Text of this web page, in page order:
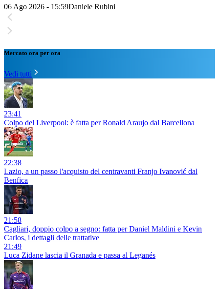
06 Ago 2026 - 15:59Daniele Rubini
Mercato ora per ora
Vedi tutti
23:41
Colpo del Liverpool: è fatta per Ronald Araujo dal Barcellona
22:38
Lazio, a un passo l'acquisto del centravanti Franjo Ivanović dal
Benfica
21:58
Cagliari, doppio colpo a segno: fatta per Daniel Maldini e Kevin
Carlos, i dettagli delle trattative
21:49
Luca Zidane lascia il Granada e passa al Leganés